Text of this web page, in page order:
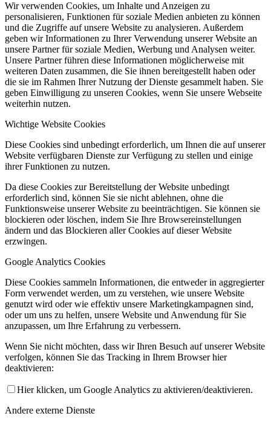
Wir verwenden Cookies, um Inhalte und Anzeigen zu
personalisieren, Funktionen für soziale Medien anbieten zu können
und die Zugriffe auf unsere Website zu analysieren. Außerdem
geben wir Informationen zu Ihrer Verwendung unserer Website an
unsere Partner für soziale Medien, Werbung und Analysen weiter.
Unsere Partner führen diese Informationen möglicherweise mit
weiteren Daten zusammen, die Sie ihnen bereitgestellt haben oder
die sie im Rahmen Ihrer Nutzung der Dienste gesammelt haben. Sie
geben Einwilligung zu unseren Cookies, wenn Sie unsere Webseite
weiterhin nutzen.
Wichtige Website Cookies
Diese Cookies sind unbedingt erforderlich, um Ihnen die auf unserer
Website verfügbaren Dienste zur Verfügung zu stellen und einige
ihrer Funktionen zu nutzen.
Da diese Cookies zur Bereitstellung der Website unbedingt
erforderlich sind, können Sie sie nicht ablehnen, ohne die
Funktionsweise unserer Website zu beeinträchtigen. Sie können sie
blockieren oder löschen, indem Sie Ihre Browsereinstellungen
ändern und das Blockieren aller Cookies auf dieser Website
erzwingen.
Google Analytics Cookies
Diese Cookies sammeln Informationen, die entweder in aggregierter
Form verwendet werden, um zu verstehen, wie unsere Website
genutzt wird oder wie effektiv unsere Marketingkampagnen sind,
oder um uns zu helfen, unsere Website und Anwendung für Sie
anzupassen, um Ihre Erfahrung zu verbessern.
Wenn Sie nicht möchten, dass wir Ihren Besuch auf unserer Website
verfolgen, können Sie das Tracking in Ihrem Browser hier
deaktivieren:
Hier klicken, um Google Analytics zu aktivieren/deaktivieren.
Andere externe Dienste